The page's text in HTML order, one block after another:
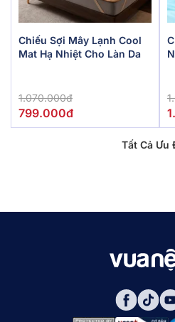
Chiếu Sợi Mây Lạnh Cool
Mat Hạ Nhiệt Cho Làn Da
1.070.000đ
799.000đ
Tất Cả Ưu